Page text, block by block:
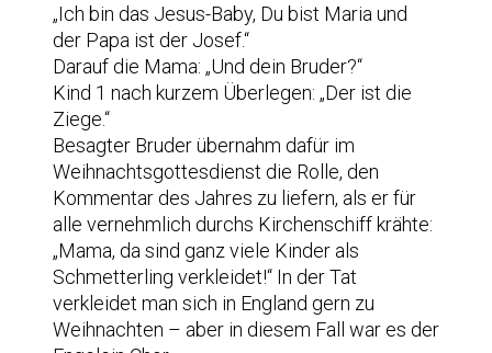
„Ich bin das Jesus-Baby, Du bist Maria und
der Papa ist der Josef.“
Darauf die Mama: „Und dein Bruder?“
Kind 1 nach kurzem Überlegen: „Der ist die
Ziege.“
Besagter Bruder übernahm dafür im
Weihnachtsgottesdienst die Rolle, den
Kommentar des Jahres zu liefern, als er für
alle vernehmlich durchs Kirchenschiff krähte:
„Mama, da sind ganz viele Kinder als
Schmetterling verkleidet!“ In der Tat
verkleidet man sich in England gern zu
Weihnachten – aber in diesem Fall war es der